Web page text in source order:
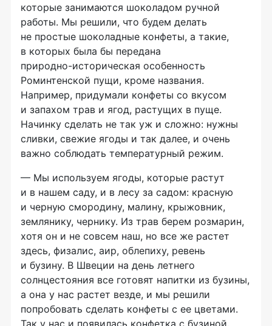
которые занимаются шоколадом ручной
работы. Мы решили, что будем делать
не простые шоколадные конфеты, а такие,
в которых была бы передана
природно-историческая особенность
Роминтенской пущи, кроме названия.
Например, придумали конфеты со вкусом
и запахом трав и ягод, растущих в пуще.
Начинку сделать не так уж и сложно: нужны
сливки, свежие ягоды и так далее, и очень
важно соблюдать температурный режим.
— Мы используем ягоды, которые растут
и в нашем саду, и в лесу за садом: красную
и черную смородину, малину, крыжовник,
землянику, чернику. Из трав берем розмарин,
хотя он и не совсем наш, но все же растет
здесь, физалис, аир, облепиху, ревень
и бузину. В Швеции на день летнего
солнцестояния все готовят напитки из бузины,
а она у нас растет везде, и мы решили
попробовать сделать конфеты с ее цветами.